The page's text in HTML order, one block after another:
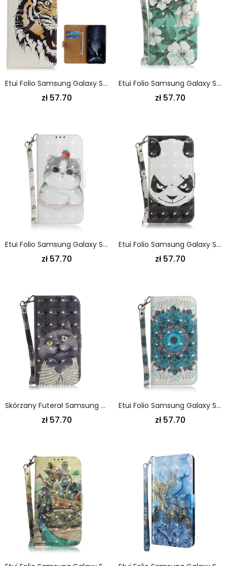
Etui Folio Samsung Galaxy S21 Ultra 5G Dziki Tygrys Etui Ochronne
zł 57.70
Etui Folio Samsung Galaxy S21 Ultra 5G Zielony Szary Kwitnąca Gałąź Ze Stringami Etui Ochronne
zł 57.70
Etui Folio Samsung Galaxy S21 Ultra 5G Pomidor Na Stringach Cat Etui Ochronne
zł 57.70
Etui Folio Samsung Galaxy S21 Ultra 5G Różowy Czarny Panda Ze Stringami Etui Ochronne
zł 57.70
Skórzany Futerał Samsung Galaxy S21 Ultra 5G Etui Na Telefon Szary Kot Ze Stringami
zł 57.70
Etui Folio Samsung Galaxy S21 Ultra 5G Mistrzowska Mandala Ze Stringami Etui Ochronne
zł 57.70